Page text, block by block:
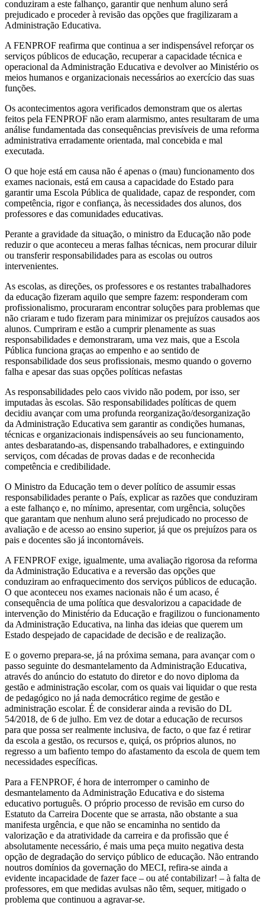
conduziram a este falhanço, garantir que nenhum aluno será
prejudicado e proceder à revisão das opções que fragilizaram a
Administração Educativa.
A FENPROF reafirma que continua a ser indispensável reforçar os
serviços públicos de educação, recuperar a capacidade técnica e
operacional da Administração Educativa e devolver ao Ministério os
meios humanos e organizacionais necessários ao exercício das suas
funções.
Os acontecimentos agora verificados demonstram que os alertas
feitos pela FENPROF não eram alarmismo, antes resultaram de uma
análise fundamentada das consequências previsíveis de uma reforma
administrativa erradamente orientada, mal concebida e mal
executada.
O que hoje está em causa não é apenas o (mau) funcionamento dos
exames nacionais, está em causa a capacidade do Estado para
garantir uma Escola Pública de qualidade, capaz de responder, com
competência, rigor e confiança, às necessidades dos alunos, dos
professores e das comunidades educativas.
Perante a gravidade da situação, o ministro da Educação não pode
reduzir o que aconteceu a meras falhas técnicas, nem procurar diluir
ou transferir responsabilidades para as escolas ou outros
intervenientes.
As escolas, as direções, os professores e os restantes trabalhadores
da educação fizeram aquilo que sempre fazem: responderam com
profissionalismo, procuraram encontrar soluções para problemas que
não criaram e tudo fizeram para minimizar os prejuízos causados aos
alunos. Cumpriram e estão a cumprir plenamente as suas
responsabilidades e demonstraram, uma vez mais, que a Escola
Pública funciona graças ao empenho e ao sentido de
responsabilidade dos seus profissionais, mesmo quando o governo
falha e apesar das suas opções políticas nefastas
As responsabilidades pelo caos vivido não podem, por isso, ser
imputadas às escolas. São responsabilidades políticas de quem
decidiu avançar com uma profunda reorganização/desorganização
da Administração Educativa sem garantir as condições humanas,
técnicas e organizacionais indispensáveis ao seu funcionamento,
antes desbaratando-as, dispensando trabalhadores, e extinguindo
serviços, com décadas de provas dadas e de reconhecida
competência e credibilidade.
O Ministro da Educação tem o dever político de assumir essas
responsabilidades perante o País, explicar as razões que conduziram
a este falhanço e, no mínimo, apresentar, com urgência, soluções
que garantam que nenhum aluno será prejudicado no processo de
avaliação e de acesso ao ensino superior, já que os prejuízos para os
pais e docentes são já incontornáveis.
A FENPROF exige, igualmente, uma avaliação rigorosa da reforma
da Administração Educativa e a reversão das opções que
conduziram ao enfraquecimento dos serviços públicos de educação.
O que aconteceu nos exames nacionais não é um acaso, é
consequência de uma política que desvalorizou a capacidade de
intervenção do Ministério da Educação e fragilizou o funcionamento
da Administração Educativa, na linha das ideias que querem um
Estado despejado de capacidade de decisão e de realização.
E o governo prepara-se, já na próxima semana, para avançar com o
passo seguinte do desmantelamento da Administração Educativa,
através do anúncio do estatuto do diretor e do novo diploma da
gestão e administração escolar, com os quais vai liquidar o que resta
de pedagógico no já nada democrático regime de gestão e
administração escolar. É de considerar ainda a revisão do DL
54/2018, de 6 de julho. Em vez de dotar a educação de recursos
para que possa ser realmente inclusiva, de facto, o que faz é retirar
da escola a gestão, os recursos e, quiçá, os próprios alunos, no
regresso a um bafiento tempo do afastamento da escola de quem tem
necessidades específicas.
Para a FENPROF, é hora de interromper o caminho de
desmantelamento da Administração Educativa e do sistema
educativo português. O próprio processo de revisão em curso do
Estatuto da Carreira Docente que se arrasta, não obstante a sua
manifesta urgência, e que não se encaminha no sentido da
valorização e da atratividade da carreira e da profissão que é
absolutamente necessário, é mais uma peça muito negativa desta
opção de degradação do serviço público de educação. Não entrando
noutros domínios da governação do MECI, refira-se ainda a
evidente incapacidade de fazer face – ou até contabilizar! – à falta de
professores, em que medidas avulsas não têm, sequer, mitigado o
problema que continuou a agravar-se.